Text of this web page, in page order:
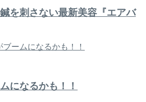
を刺さない最新美容『エアバ
になるかも！！